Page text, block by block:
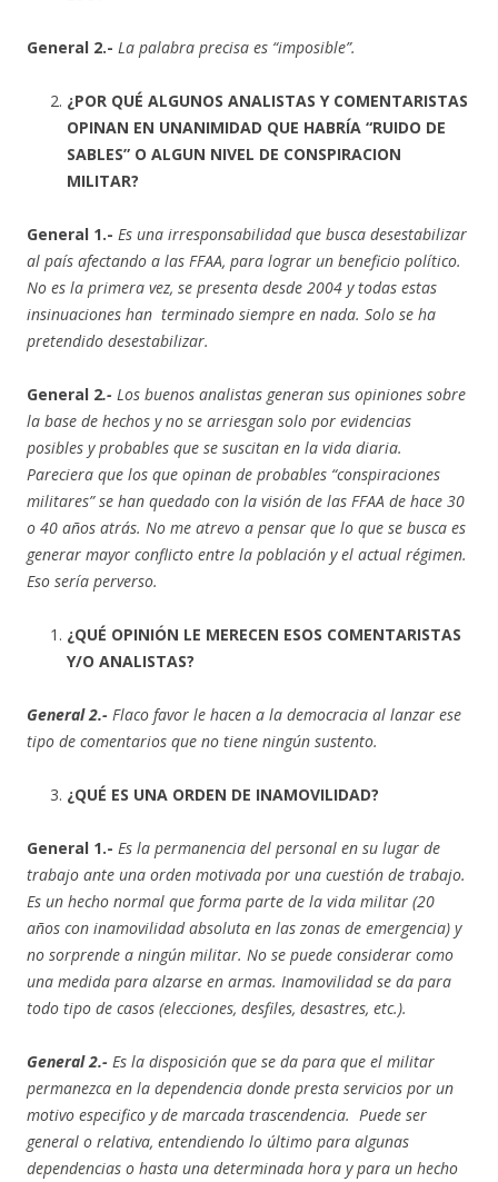
General 2.- La palabra precisa es “imposible”.
¿POR QUÉ ALGUNOS ANALISTAS Y COMENTARISTAS
OPINAN EN UNANIMIDAD QUE HABRÍA “RUIDO DE
SABLES” O ALGUN NIVEL DE CONSPIRACION
MILITAR?
General 1.- Es una irresponsabilidad que busca desestabilizar
al país afectando a las FFAA, para lograr un beneficio político.
No es la primera vez, se presenta desde 2004 y todas estas
insinuaciones han terminado siempre en nada. Solo se ha
pretendido desestabilizar.
General 2.- Los buenos analistas generan sus opiniones sobre
la base de hechos y no se arriesgan solo por evidencias
posibles y probables que se suscitan en la vida diaria.
Pareciera que los que opinan de probables “conspiraciones
militares” se han quedado con la visión de las FFAA de hace 30
o 40 años atrás. No me atrevo a pensar que lo que se busca es
generar mayor conflicto entre la población y el actual régimen.
Eso sería perverso.
¿QUÉ OPINIÓN LE MERECEN ESOS COMENTARISTAS
Y/O ANALISTAS?
General 2.- Flaco favor le hacen a la democracia al lanzar ese
tipo de comentarios que no tiene ningún sustento.
¿QUÉ ES UNA ORDEN DE INAMOVILIDAD?
General 1.- Es la permanencia del personal en su lugar de
trabajo ante una orden motivada por una cuestión de trabajo.
Es un hecho normal que forma parte de la vida militar (20
años con inamovilidad absoluta en las zonas de emergencia) y
no sorprende a ningún militar. No se puede considerar como
una medida para alzarse en armas. Inamovilidad se da para
todo tipo de casos (elecciones, desfiles, desastres, etc.).
General 2.- Es la disposición que se da para que el militar
permanezca en la dependencia donde presta servicios por un
motivo especifico y de marcada trascendencia. Puede ser
general o relativa, entendiendo lo último para algunas
dependencias o hasta una determinada hora y para un hecho